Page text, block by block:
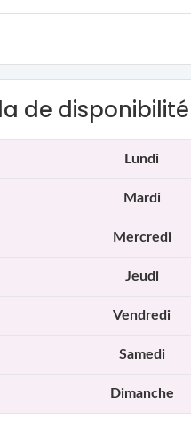
de disponibilité
Lundi
Mardi
Mercredi
Jeudi
Vendredi
Samedi
Dimanche